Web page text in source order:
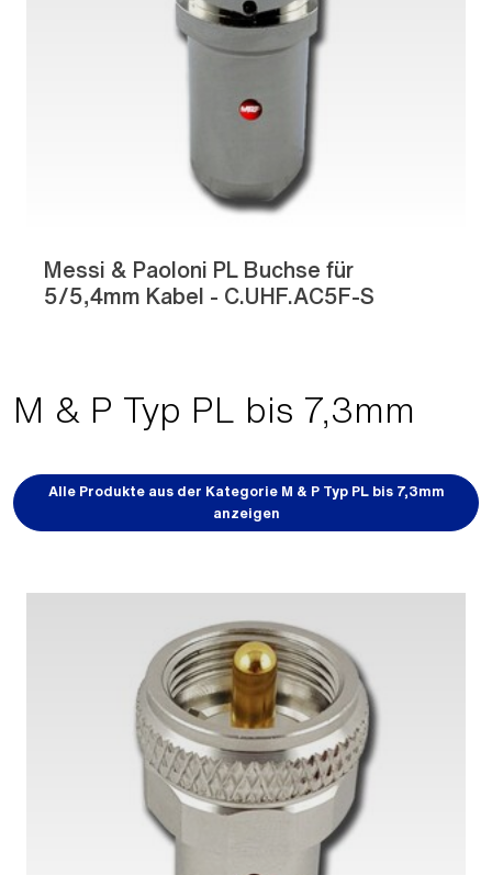
Messi & Paoloni PL Buchse für
5/5,4mm Kabel - C.UHF.AC5F-S
M & P Typ PL bis 7,3mm
Alle Produkte aus der Kategorie M & P Typ PL bis 7,3mm
anzeigen